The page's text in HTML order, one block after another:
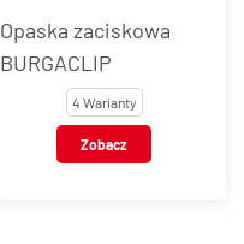
Opaska zaciskowa
BURGACLIP
4 Warianty
Zobacz